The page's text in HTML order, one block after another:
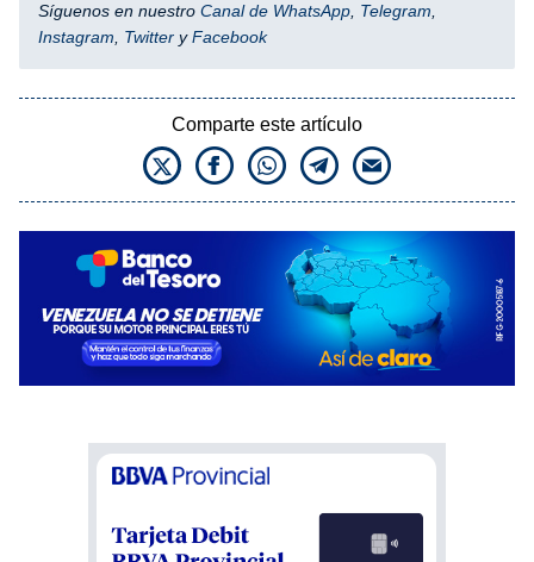
Síguenos en nuestro Canal de WhatsApp, Telegram,
Instagram, Twitter yFacebook
Comparte este artículo